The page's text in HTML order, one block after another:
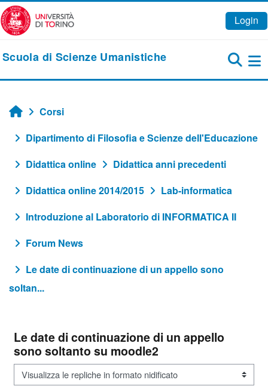
Vai al contenuto principale
Login
Scuola di Scienze Umanistiche
Home
Corsi
Dipartimento di Filosofia e Scienze dell'Educazione
Didattica online
Didattica anni precedenti
Didattica online 2014/2015
Lab-informatica
Introduzione al Laboratorio di INFORMATICA II
Forum News
Le date di continuazione di un appello sono
soltan...
Le date di continuazione di un appello
sono soltanto su moodle2
Modalità visualizzazione